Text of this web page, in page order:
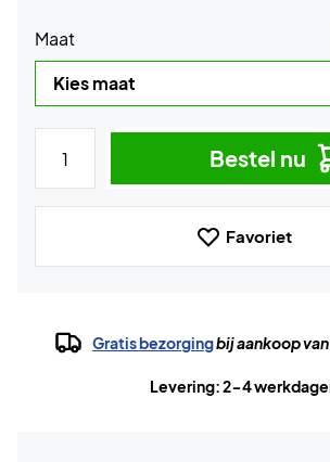
Maat
Bestel nu
Favoriet
Gratis bezorgingbij aankoop
Levering: 2-4